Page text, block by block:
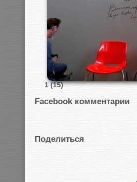
1 (15)
Facebook комментарии
Поделиться